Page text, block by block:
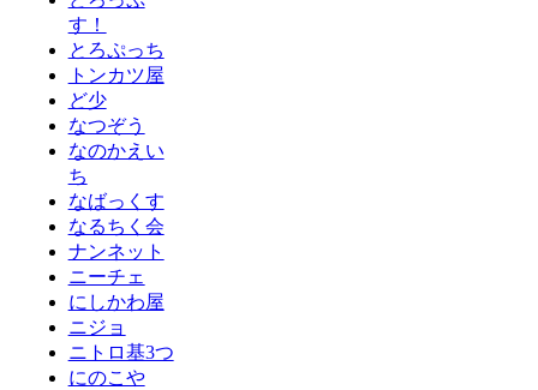
す！
とろぷっち
トンカツ屋
ど少
なつぞう
なのかえい
ち
なばっくす
なるちく会
ナンネット
ニーチェ
にしかわ屋
ニジョ
ニトロ基3つ
にのこや